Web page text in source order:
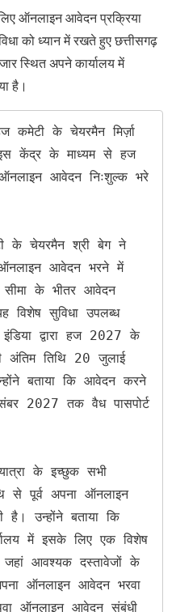
ऑनलाइन आवेदन प्रक्रिया
को ध्यान में रखते हुए छत्तीसगढ़
स्थित अपने कार्यालय में
है।
केंद्र के माध्यम से हज
आवेदन निःशुल्क भरे
आवेदन भरने में
के भीतर आवेदन
विशेष सुविधा उपलब्ध
द्वारा हज 2027 के
तिथि 20 जुलाई
बताया कि आवेदन करने
2027 तक वैध पासपोर्ट
से पूर्व अपना ऑनलाइन
उन्होंने बताया कि
में इसके लिए एक विशेष
जहां आवश्यक दस्तावेजों के
ऑनलाइन आवेदन भरवा
ऑनलाइन आवेदन संबंधी